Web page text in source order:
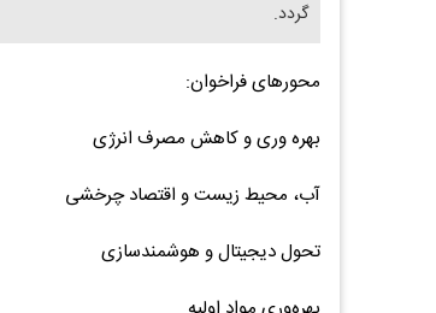
گردد.
محورهای فراخوان:
بهره وری و کاهش مصرف انرژی
آب، محیط زیست و اقتصاد چرخشی
تحول دیجیتال و هوشمندسازی